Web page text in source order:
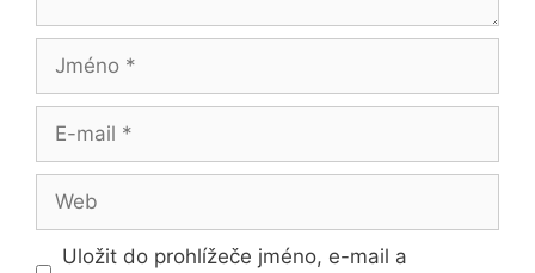
Jméno
Web
Uložit do prohlížeče jméno, e-mail a